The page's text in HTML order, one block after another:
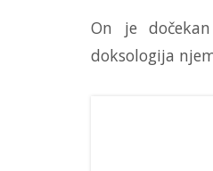
On je
doksologija